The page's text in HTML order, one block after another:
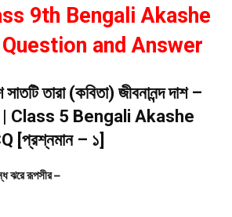
9th Bengali Akashe
and Answer
সাতটি তারা (কবিতা) জীবনানন্দ দাশ –
| Class 5 Bengali Akashe
[প্রশ্নমান – ১]
ঝরে রূপসীর –